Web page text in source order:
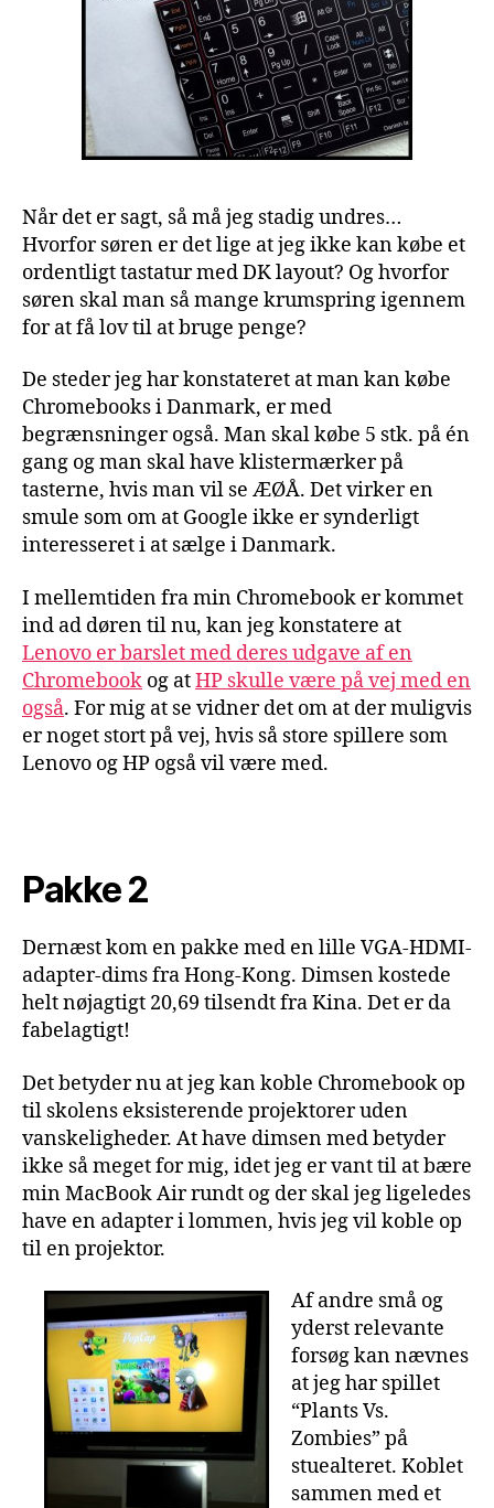
Når det er sagt, så må jeg stadig undres…
Hvorfor søren er det lige at jeg ikke kan købe et
ordentligt tastatur med DK layout? Og hvorfor
søren skal man så mange krumspring igennem
for at få lov til at bruge penge?
De steder jeg har konstateret at man kan købe
Chromebooks i Danmark, er med
begrænsninger også. Man skal købe 5 stk. på én
gang og man skal have klistermærker på
tasterne, hvis man vil se ÆØÅ. Det virker en
smule som om at Google ikke er synderligt
interesseret i at sælge i Danmark.
I mellemtiden fra min Chromebook er kommet
ind ad døren til nu, kan jeg konstatere at
Lenovo er barslet med deres udgave af en
Chromebook og atHP skulle være på vej med en
også. For mig at se vidner det om at der muligvis
er noget stort på vej, hvis så store spillere som
Lenovo og HP også vil være med.
Pakke 2
Dernæst kom en pakke med en lille VGA-HDMI-
adapter-dims fra Hong-Kong. Dimsen kostede
helt nøjagtigt 20,69 tilsendt fra Kina. Det er da
fabelagtigt!
Det betyder nu at jeg kan koble Chromebook op
til skolens eksisterende projektorer uden
vanskeligheder. At have dimsen med betyder
ikke så meget for mig, idet jeg er vant til at bære
min MacBook Air rundt og der skal jeg ligeledes
have en adapter i lommen, hvis jeg vil koble op
til en projektor.
Af andre små og
yderst relevante
forsøg kan nævnes
at jeg har spillet
“Plants Vs.
Zombies” på
stuealteret. Koblet
sammen med et